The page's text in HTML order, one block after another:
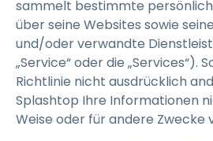
sammelt bestimmte
über seine Websites sowie
und/oder verwandte
„Service“ oder die „Services“).
Richtlinie nicht ausdrücklich
Splashtop Ihre Informationen
Weise oder für andere Zwecke